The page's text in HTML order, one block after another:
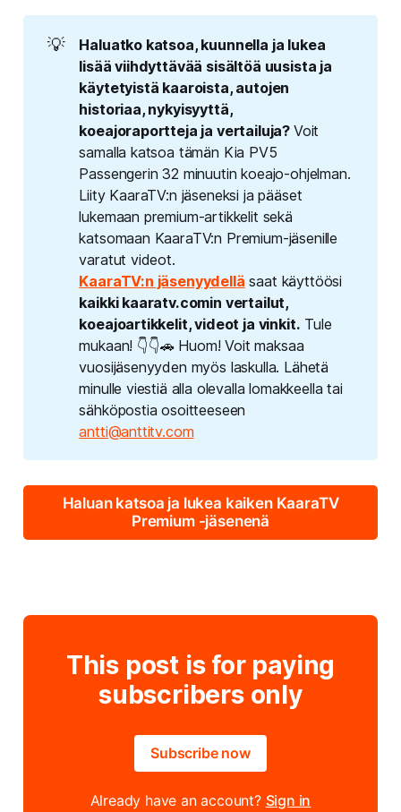
💡
Haluatko katsoa, kuunnella ja lukea
lisää viihdyttävää sisältöä uusista ja
käytetyistä kaaroista, autojen
historiaa, nykyisyyttä,
koeajoraportteja ja vertailuja? Voit
samalla katsoa tämän Kia PV5
Passengerin 32 minuutin koeajo-ohjelman.
Liity KaaraTV:n jäseneksi ja pääset
lukemaan premium-artikkelit sekä
katsomaan KaaraTV:n Premium-jäsenille
varatut videot.
KaaraTV:n jäsenyydellä saat käyttöösi
kaikki kaaratv.comin vertailut,
koeajoartikkelit, videot ja vinkit. Tule
mukaan! 👇👇🚗 Huom! Voit maksaa
vuosijäsenyyden myös laskulla. Lähetä
minulle viestiä alla olevalla lomakkeella tai
sähköpostia osoitteeseen
antti@anttitv.com
Haluan katsoa ja lukea kaiken KaaraTV
Premium -jäsenenä
This post is for paying
subscribers only
Subscribe now
Already have an account? Sign in